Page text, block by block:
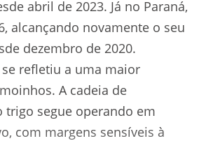
abril de 2023. Já no Paraná,
alcançando novamente o seu
dezembro de 2020.
refletiu a uma maior
A cadeia de
trigo segue operando em
com margens sensíveis à